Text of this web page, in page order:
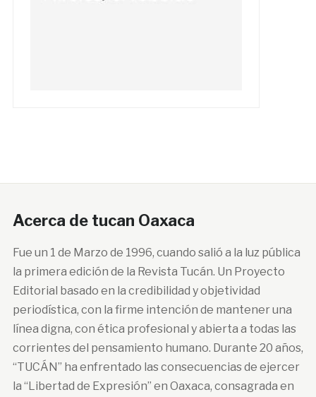
Acerca de tucan Oaxaca
Fue un 1 de Marzo de 1996, cuando salió a la luz pública
la primera edición de la Revista Tucán. Un Proyecto
Editorial basado en la credibilidad y objetividad
periodística, con la firme intención de mantener una
línea digna, con ética profesional y abierta a todas las
corrientes del pensamiento humano. Durante 20 años,
“TUCÁN” ha enfrentado las consecuencias de ejercer
la “Libertad de Expresión” en Oaxaca, consagrada en